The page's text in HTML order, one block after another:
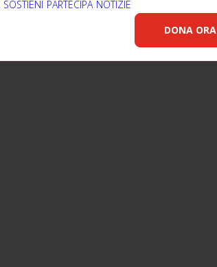
SOSTIENI PARTECIPA NOTIZIE
DONA ORA